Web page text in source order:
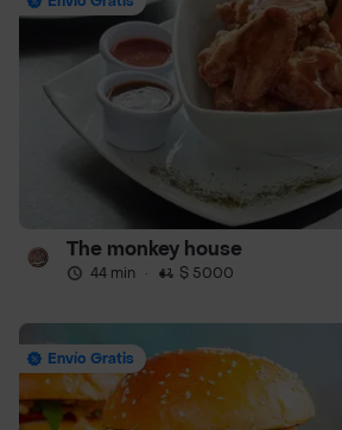
The monkey house
44 min · $ 5000
Envío Gratis